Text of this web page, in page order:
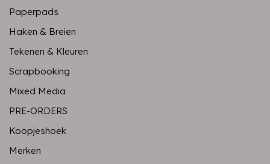
Paperpads
Haken & Breien
Tekenen & Kleuren
Scrapbooking
Mixed Media
PRE-ORDERS
Koopjeshoek
Merken